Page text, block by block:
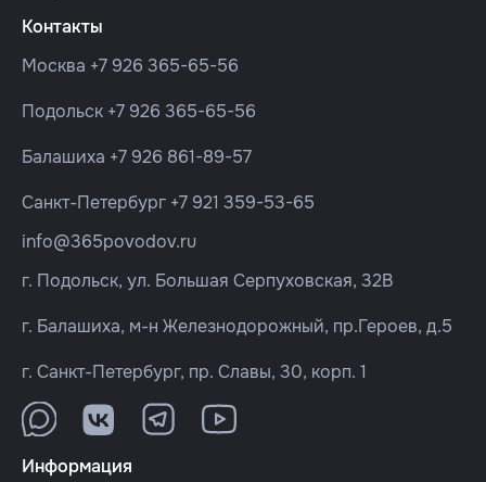
Контакты
Москва +7 926 365-65-56
Подольск +7 926 365-65-56
Балашиха +7 926 861-89-57
Санкт-Петербург +7 921 359-53-65
info@365povodov.ru
г. Подольск, ул. Большая Серпуховская, 32В
г. Балашиха, м-н Железнодорожный, пр.Героев, д.5
г. Санкт-Петербург, пр. Славы, 30, корп. 1
Информация